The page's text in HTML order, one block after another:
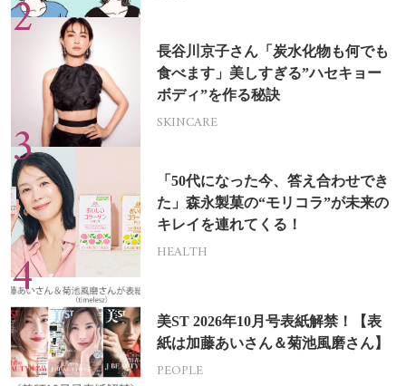
長谷川京子さん「炭水化物も何でも
食べます」美しすぎる”ハセキョー
ボディ”を作る秘訣
SKINCARE
「50代になった今、答え合わせでき
た」森永製菓の“モリコラ”が未来の
キレイを連れてくる！
HEALTH
美ST 2026年10月号表紙解禁！【表
紙は加藤あいさん＆菊池風磨さん】
PEOPLE